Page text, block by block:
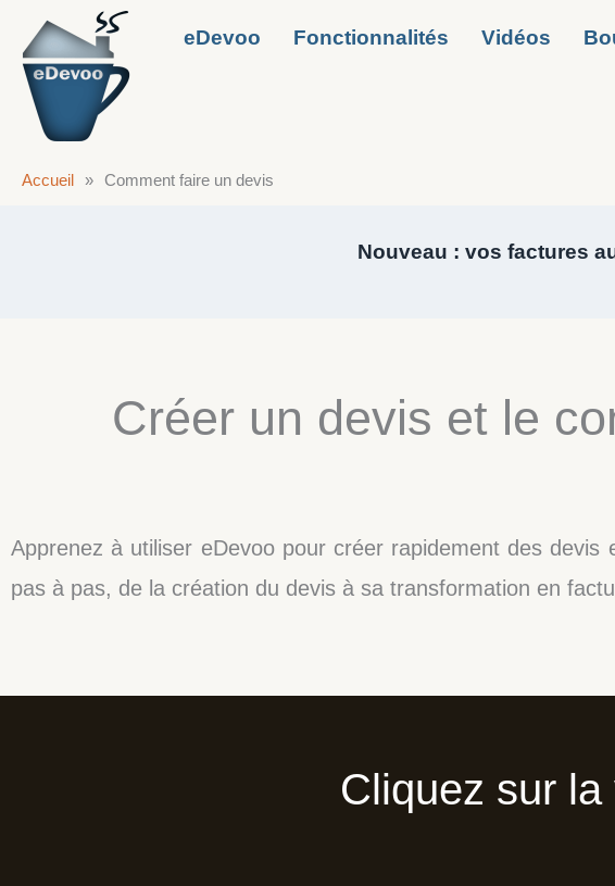
contenu
eDevoo Fonctionnalités Vidéos
Accueil » Comment faire un devis
Nouveau : vos factures
Créer un devis et le
Apprenez à utiliser eDevoo pour créer rapidement des
pas à pas, de la création du devis à sa transformation en
Cliquez sur